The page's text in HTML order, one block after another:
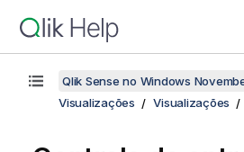
Qlik Sense no Windows
Visualizações
Visualizações